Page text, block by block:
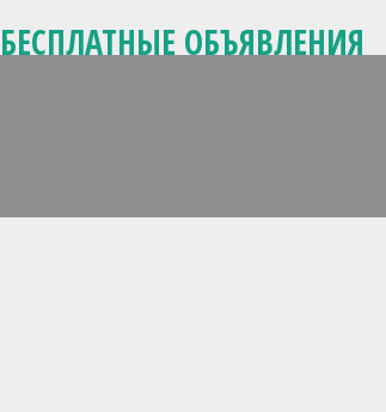
БЕСПЛАТНЫЕ ОБЪЯВЛЕНИЯ